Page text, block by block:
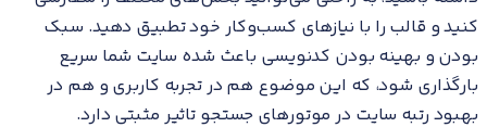
کنید و قالب را با نیازهای کسب‌وکار خود تطبیق دهید. سبک
بودن و بهینه بودن کدنویسی باعث شده سایت شما سریع
بارگذاری شود، که این موضوع هم در تجربه کاربری و هم در
بهبود رتبه سایت در موتورهای جستجو تاثیر مثبتی دارد.